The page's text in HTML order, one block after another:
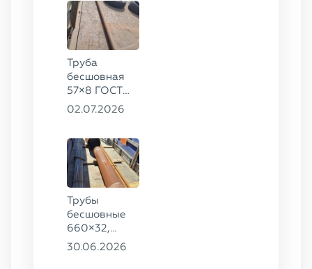
Труба
бесшовная
57×8 ГОСТ
8732-78
02.07.2026
Трубы
бесшовные
660×32,
426×28,
30.06.2026